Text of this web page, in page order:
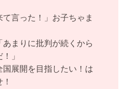
て言った！」お子ちゃま
あまりに批判が続くから
」
展開を目指したい！は